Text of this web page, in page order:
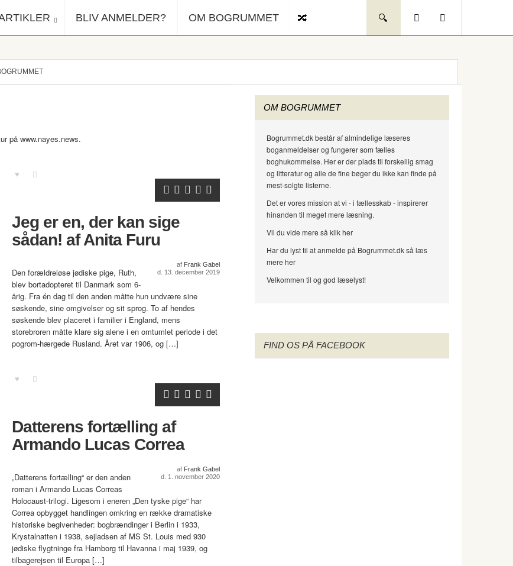
BLIV ANMELDER? OM BOGRUMMET
på www.nayes.news.
Jeg er en, der kan sige
sådan! af Anita Furu
af Frank Gabel
d. 13. december 2019
Den forældreløse jødiske pige, Ruth,
blev bortadopteret til Danmark som 6-
årig. Fra én dag til den anden måtte hun undvære sine
søskende, sine omgivelser og sit sprog. To af hendes
søskende blev placeret i familier i England, mens
storebroren måtte klare sig alene i en omtumlet periode i det
pogrom-hærgede Rusland. Året var 1906, og […]
Datterens fortælling af
Armando Lucas Correa
af Frank Gabel
d. 1. november 2020
„Datterens fortælling“ er den anden
roman i Armando Lucas Correas
Holocaust-trilogi. Ligesom i eneren „Den tyske pige“ har
Correa opbygget handlingen omkring en række dramatiske
historiske begivenheder: bogbrændinger i Berlin i 1933,
Krystalnatten i 1938, sejladsen af MS St. Louis med 930
jødiske flygtninge fra Hamborg til Havanna i maj 1939, og
tilbagerejsen til Europa […]
OM BOGRUMMET
Bogrummet.dk består af almindelige læseres
boganmeldelser og fungerer som fælles
boghukommelse. Her er der plads til forskellig smag
og litteratur og alle de fine bøger du ikke kan finde på
mest-solgte listerne.
Det er vores mission at vi - i fællesskab - inspirerer
hinanden til meget mere læsning.
Vil du vide mere så klik her
Har du lyst til at anmelde på Bogrummet.dk så læs
mere her
Velkommen til og god læselyst!
FIND OS PÅ FACEBOOK